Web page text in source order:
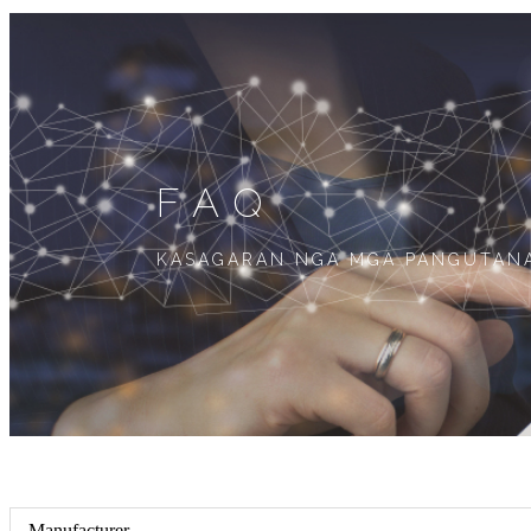
FAQ
KASAGARAN NGA MGA